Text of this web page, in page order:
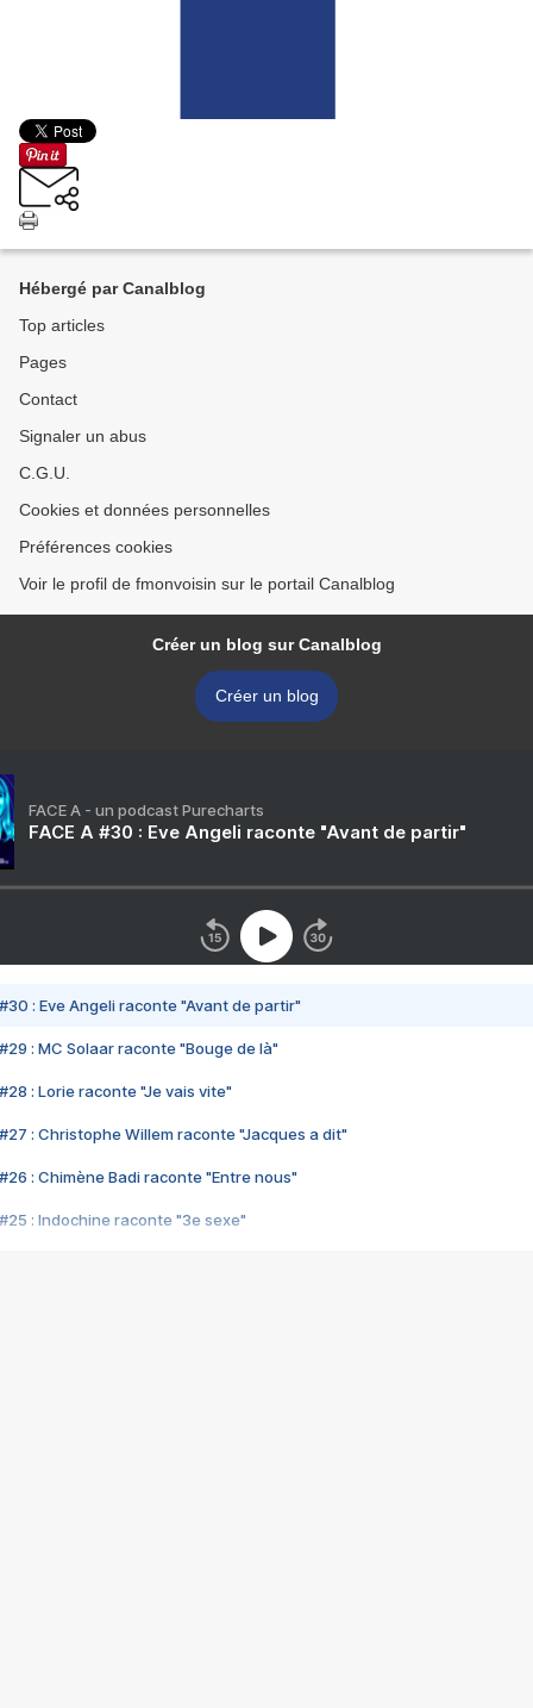
Hébergé par Canalblog
Top articles
Pages
Contact
Signaler un abus
C.G.U.
Cookies et données personnelles
Préférences cookies
Voir le profil de fmonvoisin sur le portail Canalblog
Créer un blog sur Canalblog
Créer un blog
FACE A - un podcast Purecharts
FACE A #30 : Eve Angeli raconte "Avant de partir"
#30 : Eve Angeli raconte "Avant de partir"
#29 : MC Solaar raconte "Bouge de là"
#28 : Lorie raconte "Je vais vite"
#27 : Christophe Willem raconte "Jacques a dit"
#26 : Chimène Badi raconte "Entre nous"
#25 : Indochine raconte "3e sexe"